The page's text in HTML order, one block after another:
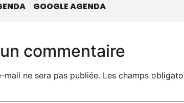
GOOGLE AGENDA
commentaire
mail ne sera pas publiée. Les champs